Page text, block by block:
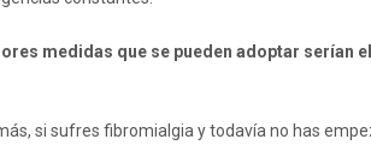
medidas que se pueden adoptar serían
si sufres fibromialgia y todavía no has